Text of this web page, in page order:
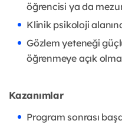
öğrencisi ya da
Klinik psikoloji
Gözlem yeteneği
öğrenmeye açık
Kazanımlar
Program sonrası